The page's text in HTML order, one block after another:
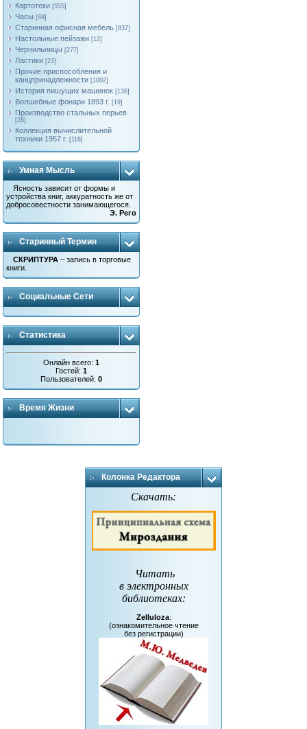
Картотеки [555]
Часы [69]
Старинная офисная мебель [837]
Настольные пейзажи [12]
Чернильницы [277]
Ластики [23]
Прочие приспособления и
канцпринадлежности [1002]
История пишущих машинок [136]
Волшебные фонари 1893 г. [19]
Производство стальных перьев
[28]
Коллекция вычислительной
техники 1957 г. [116]
Умная Мысль
Ясность зависит от формы и
устройства книг, аккуратность же от
добросовестности занимающегося.
Э. Рего
Старинный Термин
СКРИПТУРА – запись в торговые
книги.
Социальные Сети
Статистика
Онлайн всего:1
Гостей:1
Пользователей:0
Время Жизни
Колонка Редактора
Скачать:
Читать
в электронных
библиотеках:
Zelluloza:
(ознакомительное чтение
без регистрации)